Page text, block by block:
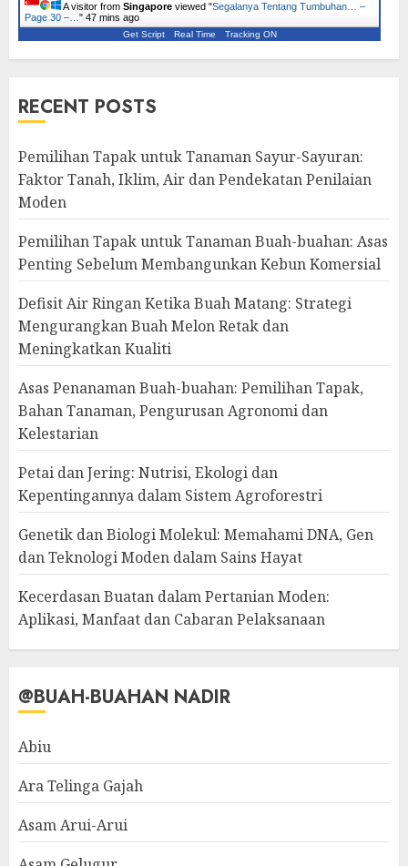
A visitor from Singapore viewed "Segalanya Tentang Tumbuhan… –
Page 30 –…" 47 mins ago
Get Script Real Time Tracking ON
RECENT POSTS
Pemilihan Tapak untuk Tanaman Sayur-Sayuran:
Faktor Tanah, Iklim, Air dan Pendekatan Penilaian
Moden
Pemilihan Tapak untuk Tanaman Buah-buahan: Asas
Penting Sebelum Membangunkan Kebun Komersial
Defisit Air Ringan Ketika Buah Matang: Strategi
Mengurangkan Buah Melon Retak dan
Meningkatkan Kualiti
Asas Penanaman Buah-buahan: Pemilihan Tapak,
Bahan Tanaman, Pengurusan Agronomi dan
Kelestarian
Petai dan Jering: Nutrisi, Ekologi dan
Kepentingannya dalam Sistem Agroforestri
Genetik dan Biologi Molekul: Memahami DNA, Gen
dan Teknologi Moden dalam Sains Hayat
Kecerdasan Buatan dalam Pertanian Moden:
Aplikasi, Manfaat dan Cabaran Pelaksanaan
@BUAH-BUAHAN NADIR
Abiu
Ara Telinga Gajah
Asam Arui-Arui